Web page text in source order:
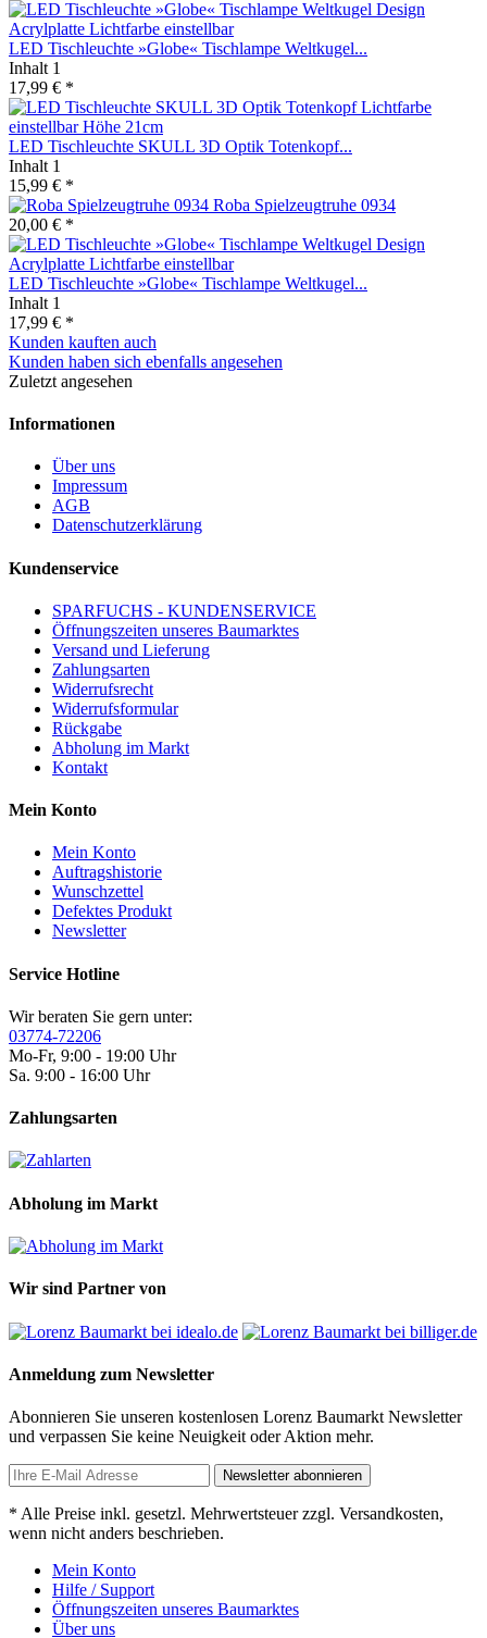
LED Tischleuchte »Globe« Tischlampe Weltkugel...
Inhalt 1
17,99 € *
LED Tischleuchte SKULL 3D Optik Totenkopf...
Inhalt 1
15,99 € *
Roba Spielzeugtruhe 0934
20,00 € *
LED Tischleuchte »Globe« Tischlampe Weltkugel...
Inhalt 1
17,99 € *
Kunden kauften auch
Kunden haben sich ebenfalls angesehen
Zuletzt angesehen
Informationen
Über uns
Impressum
AGB
Datenschutzerklärung
Kundenservice
SPARFUCHS - KUNDENSERVICE
Öffnungszeiten unseres Baumarktes
Versand und Lieferung
Zahlungsarten
Widerrufsrecht
Widerrufsformular
Rückgabe
Abholung im Markt
Kontakt
Mein Konto
Mein Konto
Auftragshistorie
Wunschzettel
Defektes Produkt
Newsletter
Service Hotline
Wir beraten Sie gern unter:
03774-72206
Mo-Fr, 9:00 - 19:00 Uhr
Sa. 9:00 - 16:00 Uhr
Zahlungsarten
Abholung im Markt
Wir sind Partner von
Anmeldung zum Newsletter
Abonnieren Sie unseren kostenlosen Lorenz Baumarkt Newsletter
und verpassen Sie keine Neuigkeit oder Aktion mehr.
Newsletter abonnieren
* Alle Preise inkl. gesetzl. Mehrwertsteuer zzgl. Versandkosten,
wenn nicht anders beschrieben.
Mein Konto
Hilfe / Support
Öffnungszeiten unseres Baumarktes
Über uns